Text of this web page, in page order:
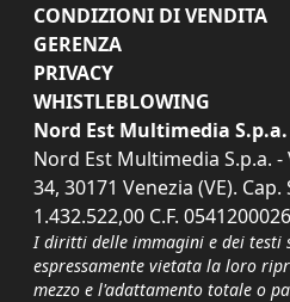
CONDIZIONI DI VENDITA
GERENZA
PRIVACY
WHISTLEBLOWING
Nord Est Multimedia S.p.a.
Nord Est Multimedia S.p.a.
34, 30171 Venezia (VE). Cap.
1.432.522,00 C.F.
I diritti delle immagini e dei testi
espressamente vietata la loro
mezzo e l'adattamento totale o